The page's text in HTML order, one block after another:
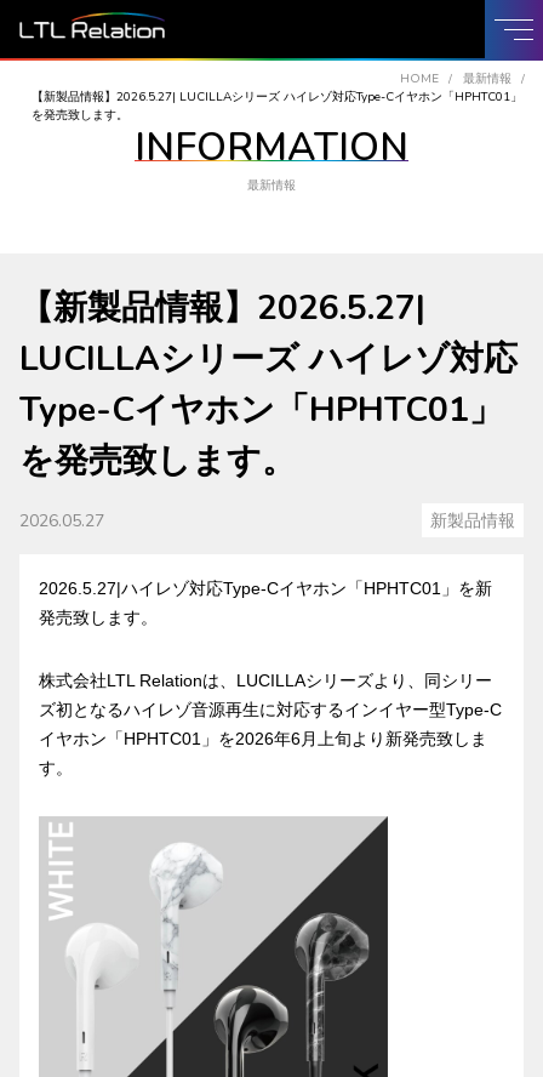
HOME
最新情報
【新製品情報】2026.5.27| LUCILLAシリーズ ハイレゾ対応Type-Cイヤホン「HPHTC01」
を発売致します。
INFORMATION
最新情報
【新製品情報】2026.5.27|
LUCILLAシリーズ ハイレゾ対応
Type-Cイヤホン「HPHTC01」
を発売致します。
2026.05.27 新製品情報
2026.5.27|ハイレゾ対応Type-Cイヤホン「HPHTC01」を新
発売致します。
株式会社LTL Relationは、LUCILLAシリーズより、同シリー
ズ初となるハイレゾ音源再生に対応するインイヤー型Type-C
イヤホン「HPHTC01」を2026年6月上旬より新発売致しま
す。